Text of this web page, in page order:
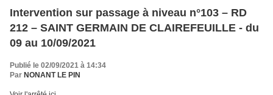
Intervention sur passage à niveau n°103 – RD
212 – SAINT GERMAIN DE CLAIREFEUILLE - du
09 au 10/09/2021
Publié le 02/09/2021 à 14:34
Par NONANT LE PIN